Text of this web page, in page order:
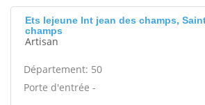
Ets lejeune Int jean des champs,
champs
Artisan
Département: 50
Porte d'entrée -